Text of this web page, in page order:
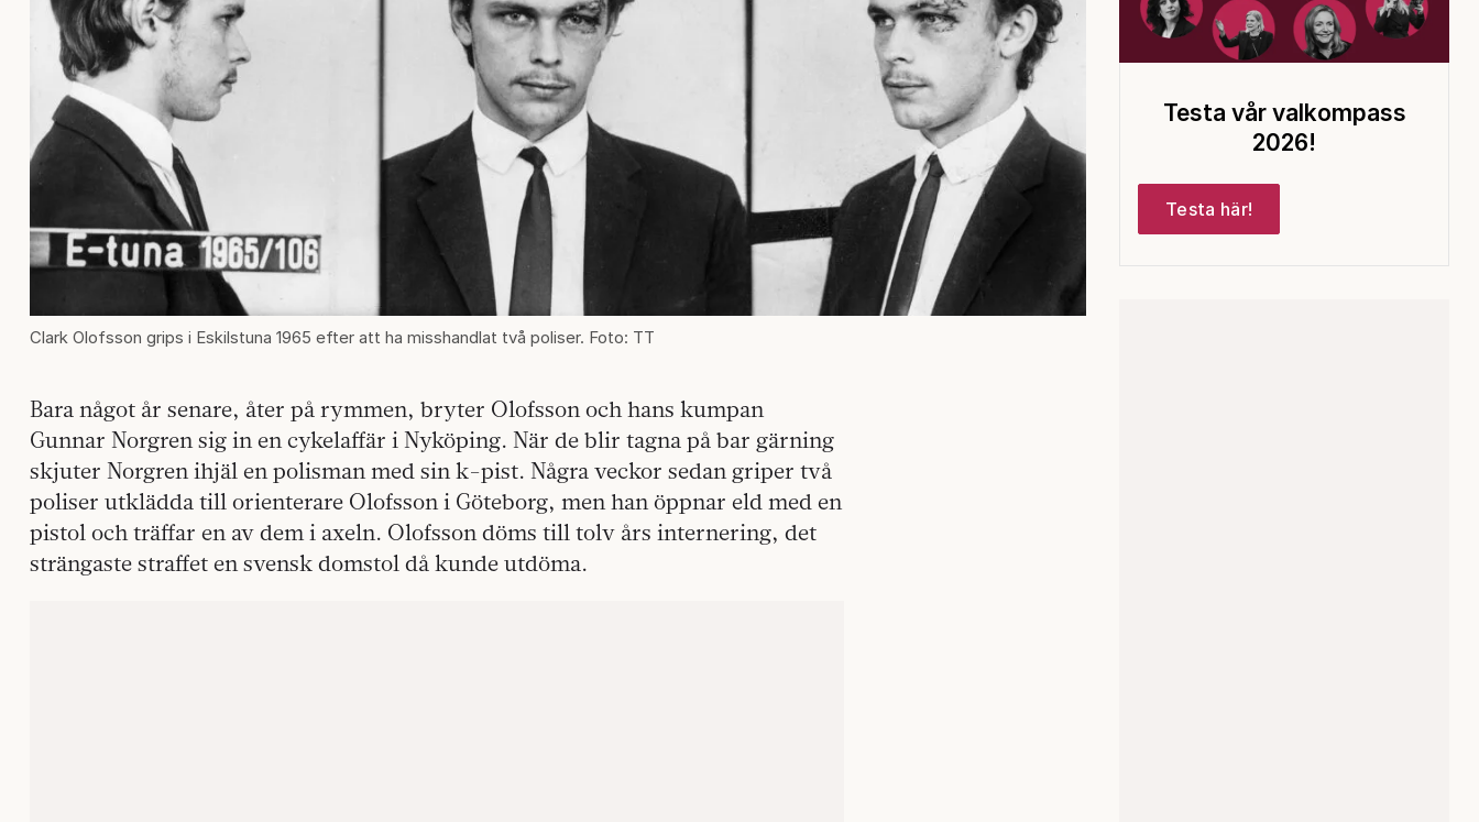
Clark Olofsson grips i Eskilstuna 1965 efter att ha misshandlat två poliser. Foto: TT
Bara något år senare, åter på rymmen, bryter Olofsson och hans kumpan
Gunnar Norgren sig in en cykelaffär i Nyköping. När de blir tagna på bar gärning
skjuter Norgren ihjäl en polisman med sin k-pist. Några veckor sedan griper två
poliser utklädda till orienterare Olofsson i Göteborg, men han öppnar eld med en
pistol och träffar en av dem i axeln. Olofsson döms till tolv års internering, det
strängaste straffet en svensk domstol då kunde utdöma.
Testa vår valkompass
2026!
Testa här!